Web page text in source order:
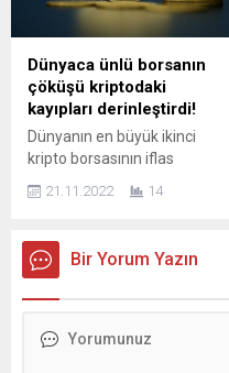
Yardımcılığı görevini Erkut
Zöngür’e verdi. Fatura
tahsilatı, yurt içi ve yurt...
Dünyaca ünlü borsanın
çöküşü kriptodaki
kayıpları derinleştirdi!
Dünyanın en büyük ikinci
kripto borsasının iflas
bulunması, kripto
etkisi yarattı. Krizin kripto
piyasalarında yılın başından
çıkardığı tahmin edilirken,
21.11.2022 14
Bir Yorum Yazın